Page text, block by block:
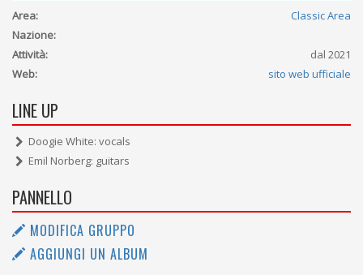
Area:
Classic Area
Nazione:
Attività:
dal 2021
Web:
sito web ufficiale
LINE UP
Doogie White: vocals
Emil Norberg: guitars
PANNELLO
MODIFICA GRUPPO
AGGIUNGI UN ALBUM